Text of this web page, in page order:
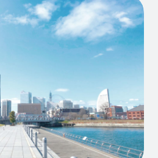
ま専用ページ
大
のサステナビリティ
の提供
房とは～